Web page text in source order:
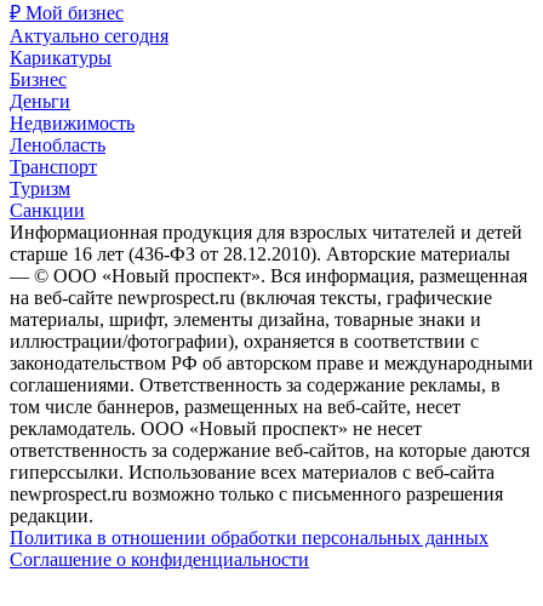
₽ Мой бизнес
Актуально сегодня
Карикатуры
Бизнес
Деньги
Недвижимость
Ленобласть
Транспорт
Туризм
Санкции
Информационная продукция для взрослых читателей и детей
старше 16 лет (436-ФЗ от 28.12.2010). Авторские материалы
— © ООО «Новый проспект». Вся информация, размещенная
на веб-сайте newprospect.ru (включая тексты, графические
материалы, шрифт, элементы дизайна, товарные знаки и
иллюстрации/фотографии), охраняется в соответствии с
законодательством РФ об авторском праве и международными
соглашениями. Ответственность за содержание рекламы, в
том числе баннеров, размещенных на веб-сайте, несет
рекламодатель. ООО «Новый проспект» не несет
ответственность за содержание веб-сайтов, на которые даются
гиперссылки. Использование всех материалов с веб-сайта
newprospect.ru возможно только с письменного разрешения
редакции.
Политика в отношении обработки персональных данных
Соглашение о конфиденциальности